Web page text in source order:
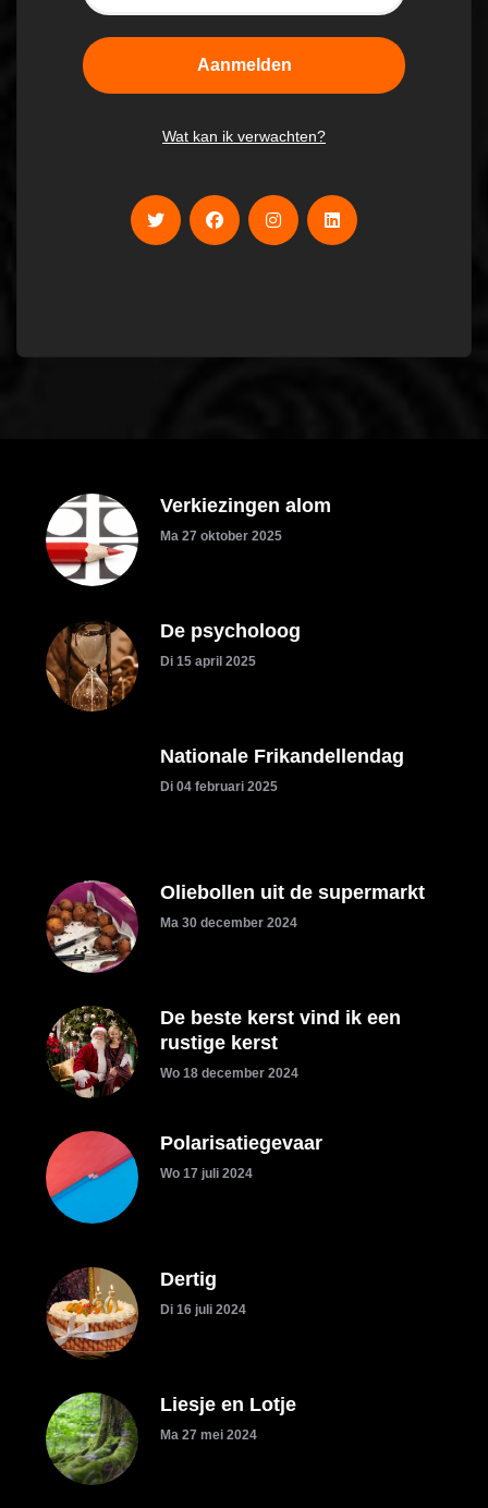
Wat kan ik verwachten?
Verkiezingen alom
Ma 27 oktober 2025
De psycholoog
Di 15 april 2025
Nationale Frikandellendag
Di 04 februari 2025
Oliebollen uit de supermarkt
Ma 30 december 2024
De beste kerst vind ik een
rustige kerst
Wo 18 december 2024
Polarisatiegevaar
Wo 17 juli 2024
Dertig
Di 16 juli 2024
Liesje en Lotje
Ma 27 mei 2024